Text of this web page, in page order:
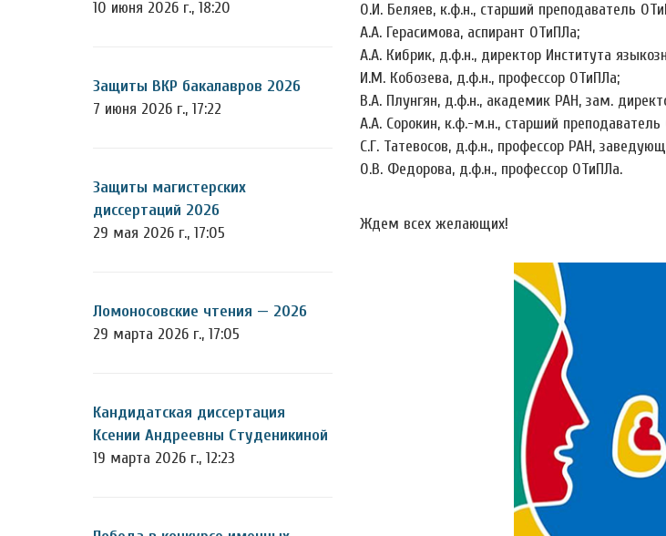
10 июня 2026 г., 18:20
Защиты ВКР бакалавров 2026
7 июня 2026 г., 17:22
Защиты магистерских
диссертаций 2026
29 мая 2026 г., 17:05
Ломоносовские чтения — 2026
29 марта 2026 г., 17:05
Кандидатская диссертация
Ксении Андреевны Студеникиной
19 марта 2026 г., 12:23
О.И. Беляев, к.ф.н., старший преподаватель
А.А. Герасимова, аспирант ОТиПЛа;
А.А. Кибрик, д.ф.н., директор Института
И.М. Кобозева, д.ф.н., профессор ОТиПЛа;
В.А. Плунгян, д.ф.н., академик РАН, зам.
А.А. Сорокин, к.ф.-м.н., старший преподаватель
С.Г. Татевосов, д.ф.н., профессор РАН,
О.В. Федорова, д.ф.н., профессор ОТиПЛа.
Ждем всех желающих!